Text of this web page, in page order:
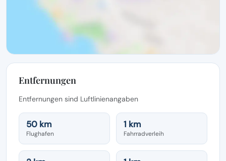
Entfernungen
Entfernungen sind Luftlinienangaben
50 km
Flughafen
1 km
Fahrradverleih